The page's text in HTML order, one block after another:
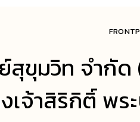
ขุมวิท จำกั
เจ้าสิริกิติ์ พ